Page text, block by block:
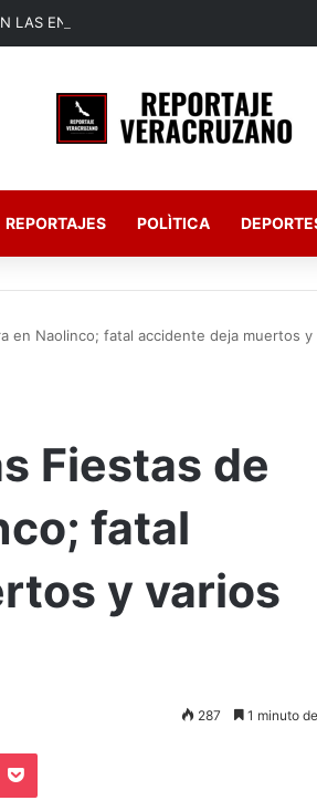
REPORTAJES POLÌTICA
en Naolinco; fatal accidente deja muertos y
Fiestas de
fatal
y varios
287 1 minuto
Pocket